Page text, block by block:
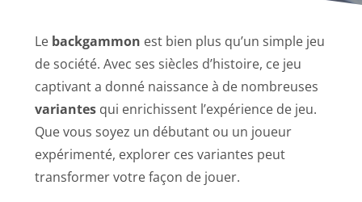
Le backgammon est bien plus qu’un simple jeu
de société. Avec ses siècles d’histoire, ce jeu
captivant a donné naissance à de nombreuses
variantes qui enrichissent l’expérience de jeu.
Que vous soyez un débutant ou un joueur
expérimenté, explorer ces variantes peut
transformer votre façon de jouer.